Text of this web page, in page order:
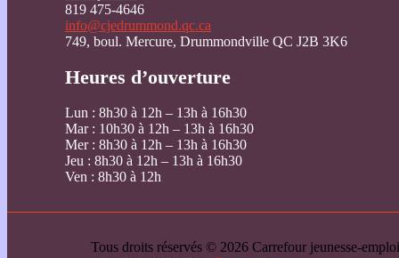
819 475-4646
info@cjedrummond.qc.ca
749, boul. Mercure, Drummondville QC J2B 3K6
Heures d’ouverture
Lun : 8h30 à 12h – 13h à 16h30
Mar : 10h30 à 12h – 13h à 16h30
Mer : 8h30 à 12h – 13h à 16h30
Jeu : 8h30 à 12h – 13h à 16h30
Ven : 8h30 à 12h
Tous droits réservés © 2026 Carrefour jeunesse-